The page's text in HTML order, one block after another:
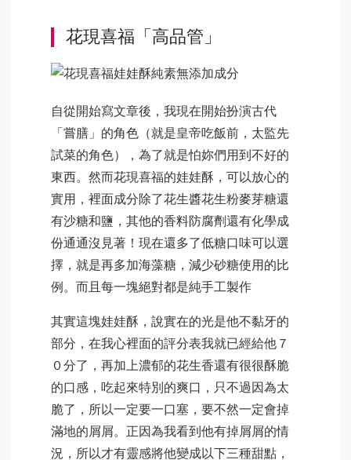
花現喜福「高品管」
自從開始寫文章後，我現在開始扮演古代
「嘗膳」的角色（就是皇帝吃飯前，太監先
試菜的角色），為了就是怕妳們用到不好的
東西。然而花現喜福的娃娃酥，可以放心的
實用，裡面成分除了花生醬花生粉麥芽糖還
有沙糖和鹽，其他的香料防腐劑還有化學成
份通通沒見著！現在還多了低糖口味可以選
擇，就是再多加海藻糖，減少砂糖使用的比
例。而且每一塊絕對都是純手工製作
其實這塊娃娃酥，說實在的光是他不黏牙的
部分，在我心裡面的評分表我就已經給他７
０分了，再加上濃郁的花生香還有很很酥脆
的口感，吃起來特別的爽口，只不過因為太
脆了，所以一定要一口塞，要不然一定會掉
滿地的屑屑。正因為我看到他有掉屑屑的情
況，所以才有靈感將他變成以下三種甜點，